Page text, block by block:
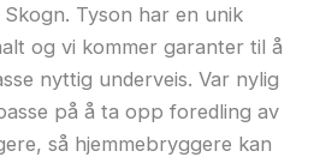
Tyson har en unik
og vi kommer garanter til å
nyttig underveis. Var nylig
på å ta opp foredling av
så hjemmebryggere kan